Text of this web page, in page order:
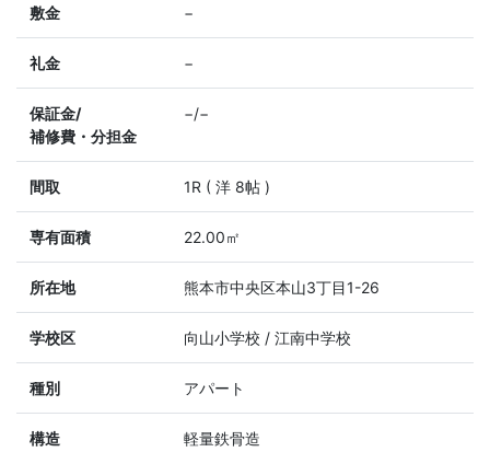
敷金 −
礼金 −
保証金/
補修費・分担金
−/−
間取 1R ( 洋 8帖 )
専有面積 22.00㎡
所在地 熊本市中央区本山3丁目1-26
学校区 向山小学校 / 江南中学校
種別 アパート
構造 軽量鉄骨造